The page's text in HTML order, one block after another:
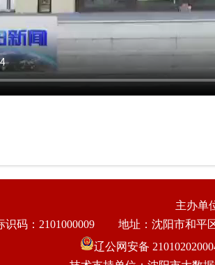
主办单
识码：2101000009
地址：沈阳市和平
辽公网安备